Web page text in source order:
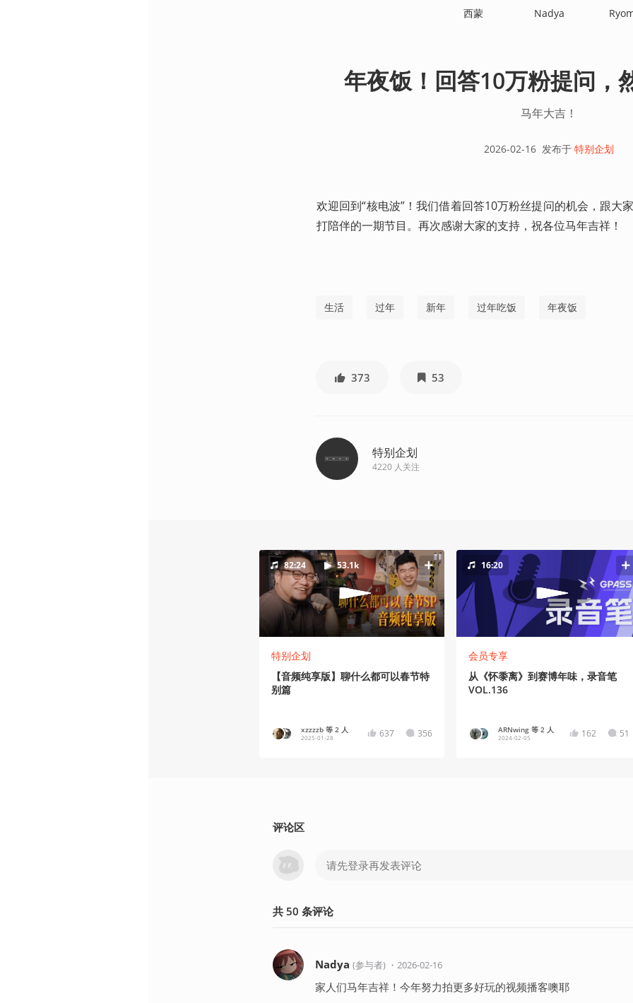
西蒙 Nadya
年夜饭！回答10万粉提问，
马年大吉！
2026-02-16 发布于 特别企划
欢迎回到“核电波”！我们借着回答10万粉丝提问的机会，跟大
打陪伴的一期节目。再次感谢大家的支持，祝各位马年吉祥！
生活 过年 新年 过年吃饭 年夜饭
373 53
特别企划
4220 人关注
82:24 53.1k
特别企划
【音频纯享版】聊什么都可以春节特
别篇
xzzzzb 等 2 人
2025-01-28 637 356
16:20
会员专享
从《怀黍离》到赛博年味，录音笔
VOL.136
ARNwing 等 2 人
2024-02-05 162 51
评论区
共 50 条评论
Nadya (参与者) ・ 2026-02-16
家人们马年吉祥！今年努力拍更多好玩的视频播客噢耶